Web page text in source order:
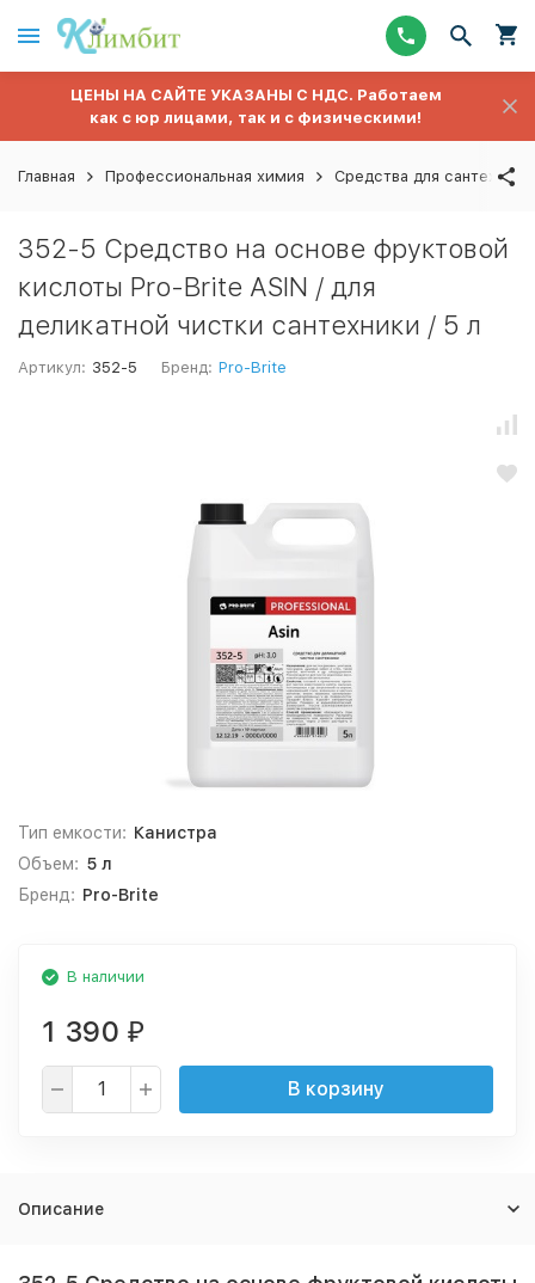
ЦЕНЫ НА САЙТЕ УКАЗАНЫ С НДС. Работаем
как с юр лицами, так и с физическими!
Главная Профессиональная химия Средства для
352-5 Средство на основе фруктовой
кислоты Pro-Brite ASIN / для
деликатной чистки сантехники / 5 л
Артикул: 352-5 Бренд: Pro-Brite
Тип емкости: Канистра
Объем: 5 л
Бренд: Pro-Brite
В наличии
1 390 ₽
В корзину
Описание